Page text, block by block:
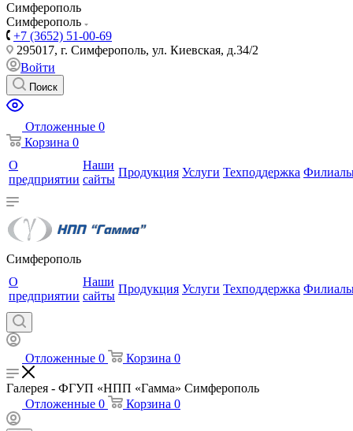
Симферополь
Симферополь
+7 (3652) 51-00-69
295017, г. Симферополь, ул. Киевская, д.34/2
Войти
Поиск
Отложенные 0
Корзина 0
О
предприятии
Наши
сайты
Продукция Услуги Техподдержка
Симферополь
О
предприятии
Наши
сайты
Продукция Услуги Техподдержка
Отложенные 0 Корзина 0
Галерея - ФГУП «НПП «Гамма» Симферополь
Отложенные 0 Корзина 0